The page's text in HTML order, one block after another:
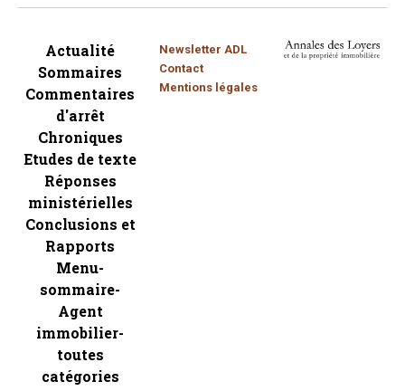
Actualité
Sommaires
Commentaires
d'arrêt
Chroniques
Etudes de texte
Réponses
ministérielles
Conclusions et
Rapports
Menu-
sommaire-
Agent
immobilier-
toutes
catégories
Newsletter ADL
Contact
Mentions légales